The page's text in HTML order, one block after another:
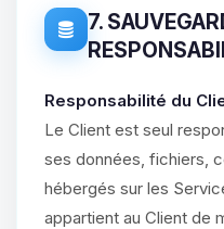
7.
Responsabilité du
Le Client est seul
ses données, fichiers,
hébergés sur les
appartient au Client de